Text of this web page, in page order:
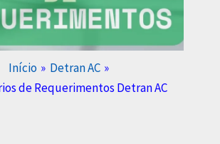
Início
Detran AC
de Requerimentos Detran AC